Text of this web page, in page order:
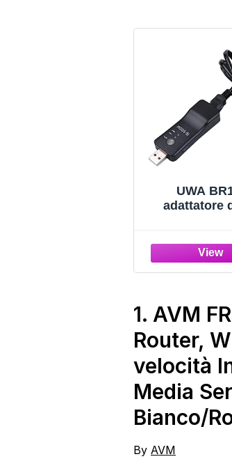
UWA
adattatore
1. AVM
Router,
velocità
Media
Bianco/
By AVM